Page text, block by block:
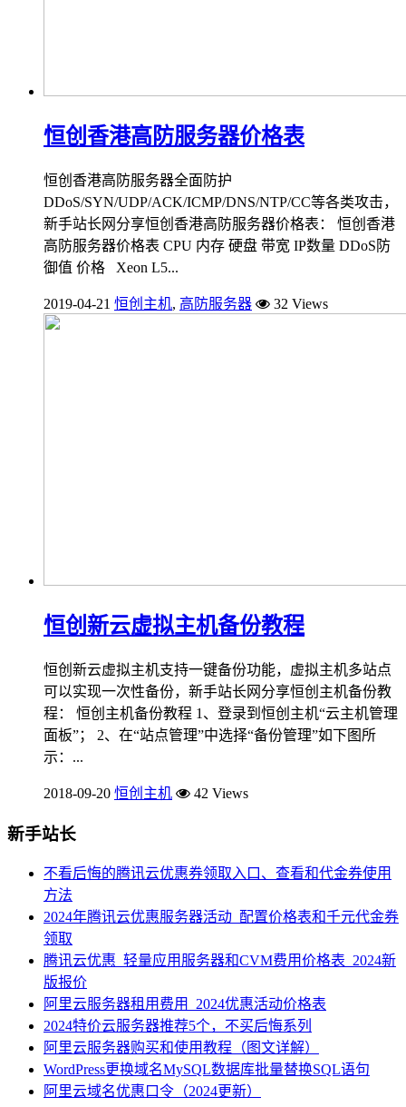
恒创香港高防服务器价格表
恒创香港高防服务器全面防护
DDoS/SYN/UDP/ACK/ICMP/DNS/NTP/CC等各类攻击，
新手站长网分享恒创香港高防服务器价格表： 恒创香港
高防服务器价格表 CPU 内存 硬盘 带宽 IP数量 DDoS防
御值 价格 Xeon L5...
2019-04-21 恒创主机, 高防服务器 32 Views
恒创新云虚拟主机备份教程
恒创新云虚拟主机支持一键备份功能，虚拟主机多站点
可以实现一次性备份，新手站长网分享恒创主机备份教
程： 恒创主机备份教程 1、登录到恒创主机“云主机管理
面板”； 2、在“站点管理”中选择“备份管理”如下图所
示：...
2018-09-20 恒创主机 42 Views
新手站长
不看后悔的腾讯云优惠券领取入口、查看和代金券使用
方法
2024年腾讯云优惠服务器活动_配置价格表和千元代金券
领取
腾讯云优惠_轻量应用服务器和CVM费用价格表_2024新
版报价
阿里云服务器租用费用_2024优惠活动价格表
2024特价云服务器推荐5个，不买后悔系列
阿里云服务器购买和使用教程（图文详解）
WordPress更换域名MySQL数据库批量替换SQL语句
阿里云域名优惠口令（2024更新）